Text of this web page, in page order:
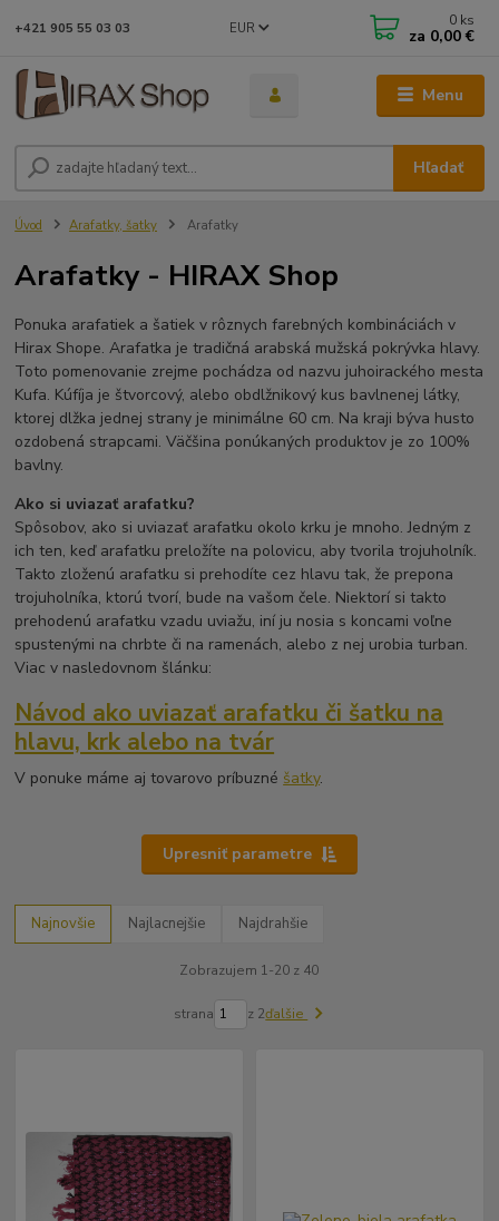
Menu
EUR
Hľadať
+421 905 55 03 03 0 ks
za 0,00 €
Úvod Arafatky, šatky Arafatky
Arafatky - HIRAX Shop
Ponuka arafatiek a šatiek v rôznych farebných kombináciách v
Hirax Shope. Arafatka je tradičná arabská mužská pokrývka hlavy.
Toto pomenovanie zrejme pochádza od nazvu juhoirackého mesta
Kufa. Kúfíja je štvorcový, alebo obdlžnikový kus bavlnenej látky,
ktorej dlžka jednej strany je minimálne 60 cm. Na kraji býva husto
ozdobená strapcami. Väčšina ponúkaných produktov je zo 100%
bavlny.
Ako si uviazať arafatku?
Spôsobov, ako si uviazať arafatku okolo krku je mnoho. Jedným z
ich ten, keď arafatku preložíte na polovicu, aby tvorila trojuholník.
Takto zloženú arafatku si prehodíte cez hlavu tak, že prepona
trojuholníka, ktorú tvorí, bude na vašom čele. Niektorí si takto
prehodenú arafatku vzadu uviažu, iní ju nosia s koncami voľne
spustenými na chrbte či na ramenách, alebo z nej urobia turban.
Viac v nasledovnom šlánku:
Návod ako uviazať arafatku či šatku na
hlavu, krk alebo na tvár
V ponuke máme aj tovarovo príbuzné šatky.
Upresniť parametre
Najnovšie Najlacnejšie Najdrahšie
Zobrazujem 1-20 z 40
strana z 2ďalšie